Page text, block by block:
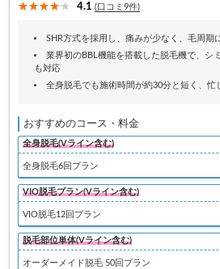
4.1 (口コミ9件)
SHR方式を採用し、痛みが少なく、毛周期
業界初のBBL機能を搭載した脱毛機で、シ
も対応
全身脱毛でも施術時間が約30分と短く、忙
おすすめのコース・料金
全身脱毛(Vライン含む)
全身脱毛6回プラン
VIO脱毛プラン(Vライン含む)
VIO脱毛12回プラン
脱毛部位単体(Vライン含む)
オーダーメイド脱毛 50回プラン